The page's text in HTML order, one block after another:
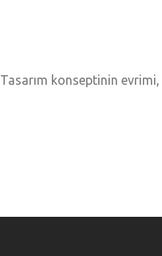
Tasarım konseptinin